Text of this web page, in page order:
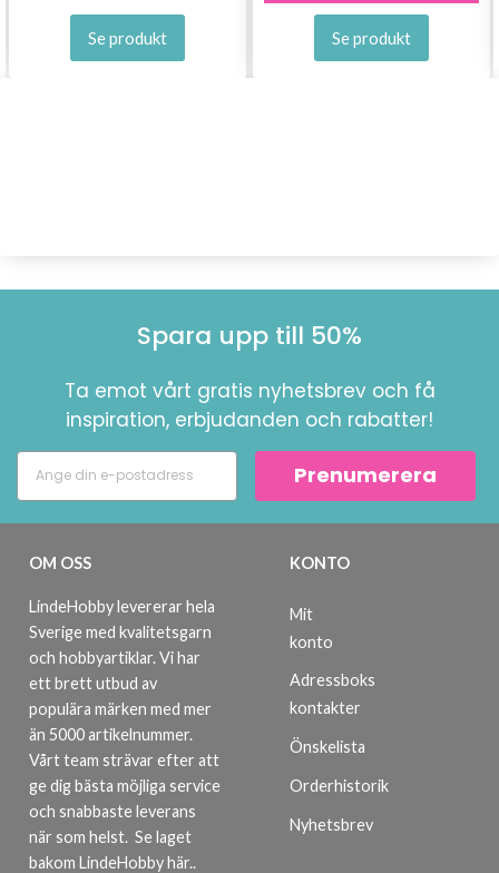
Se produkt Se produkt
Spara upp till 50%
Ta emot vårt gratis nyhetsbrev och få
inspiration, erbjudanden och rabatter!
Prenumerera
OM OSS
LindeHobby levererar hela
Sverige med kvalitetsgarn
och hobbyartiklar. Vi har
ett brett utbud av
populära märken med mer
än 5000 artikelnummer.
Vårt team strävar efter att
ge dig bästa möjliga service
och snabbaste leverans
när som helst. Se laget
bakom LindeHobby här..
KONTO
Mit
konto
Adressboks
kontakter
Önskelista
Orderhistorik
Nyhetsbrev